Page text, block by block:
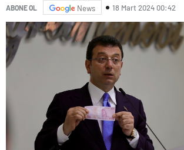
ABONE OL News 18 Mart 2024 00:42